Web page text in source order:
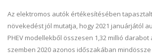
Az elektromos autók értékesítésében
növekedést jól mutatja, hogy 2021 januárjától
PHEV modellekből összesen 1,32 millió darabot
szemben 2020 azonos időszakában